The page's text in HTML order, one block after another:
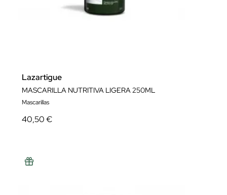
Lazartigue
MASCARILLA NUTRITIVA LIGERA 250ML
Mascarillas
40,50 €